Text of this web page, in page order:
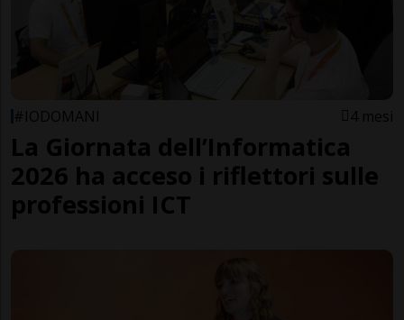
#IODOMANI 4 mesi
La Giornata dell’Informatica
2026 ha acceso i riflettori sulle
professioni ICT